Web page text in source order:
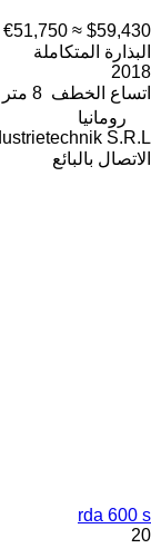
€51,750 ≈ $59,430
البذارة المتكاملة
2018
اتساع الخطف 8 متر
رومانيا
S.R.L.
الاتصال بالبائع
rda 600 s
20